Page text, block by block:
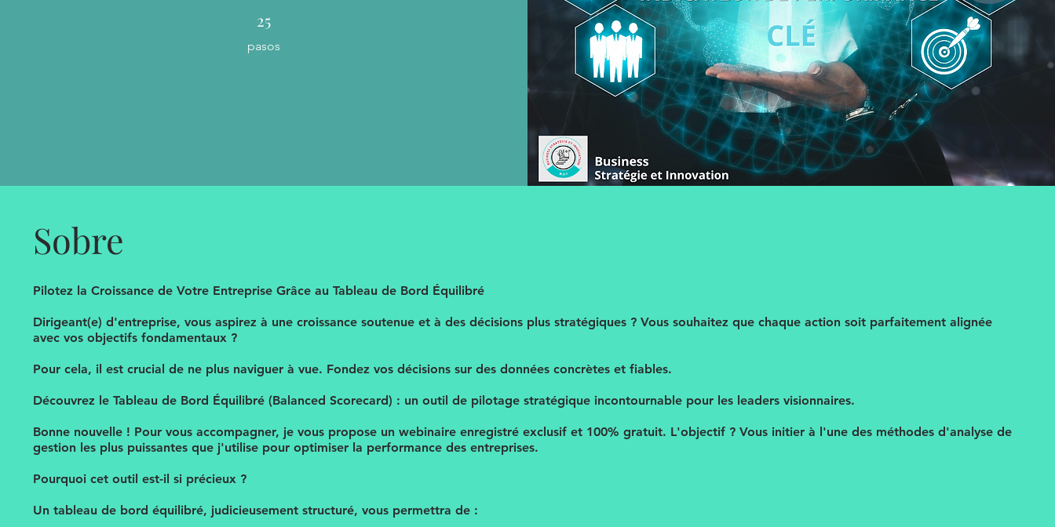
25
pasos
Sobre
Pilotez la Croissance de Votre Entreprise Grâce au Tableau de Bord Équilibré
Dirigeant(e) d'entreprise, vous aspirez à une croissance soutenue et à des décisions plus stratégiques ? Vous souhaitez que chaque action soit parfaitement alignée
avec vos objectifs fondamentaux ?
Pour cela, il est crucial de ne plus naviguer à vue. Fondez vos décisions sur des données concrètes et fiables.
Découvrez le Tableau de Bord Équilibré (Balanced Scorecard) : un outil de pilotage stratégique incontournable pour les leaders visionnaires.
Bonne nouvelle ! Pour vous accompagner, je vous propose un webinaire enregistré exclusif et 100% gratuit. L'objectif ? Vous initier à l'une des méthodes d'analyse de
gestion les plus puissantes que j'utilise pour optimiser la performance des entreprises.
Pourquoi cet outil est-il si précieux ?
Un tableau de bord équilibré, judicieusement structuré, vous permettra de :